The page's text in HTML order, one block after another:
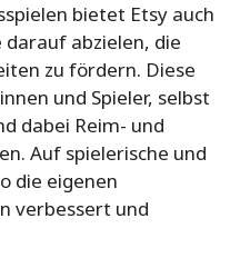
bietet Etsy auch
abzielen, die
zu fördern. Diese
und Spieler, selbst
dabei Reim- und
Auf spielerische und
die eigenen
verbessert und